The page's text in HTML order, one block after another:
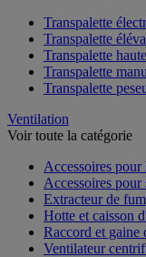
Transpalette
Transpalette
Transpalette
Transpalette
Transpalette
Ventilation
Voir toute la catégorie
Accessoires pour
Accessoires
Extracteur de
Hotte et caisson
Raccord et gaine
Ventilateur